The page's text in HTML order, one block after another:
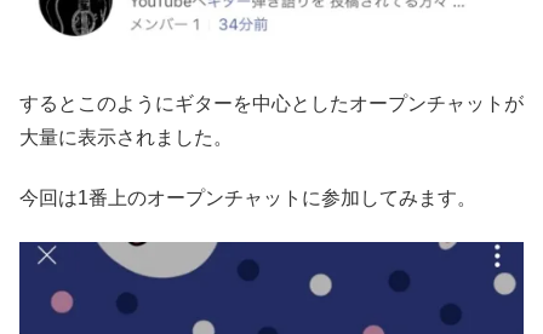
するとこのようにギターを中心としたオープンチャットが
大量に表示されました。
今回は1番上のオープンチャットに参加してみます。